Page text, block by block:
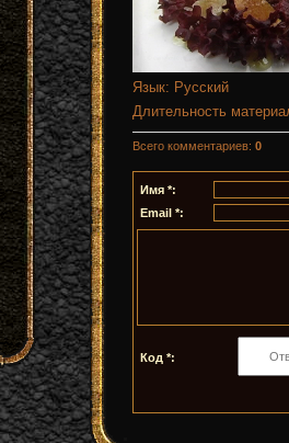
Язык: Русский
Длительность
Всего комментариев: 0
Имя *:
Email *:
Код *: